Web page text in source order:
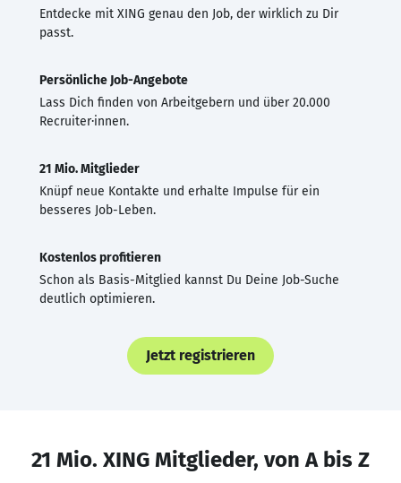
Entdecke mit XING genau den Job, der wirklich zu Dir
passt.
Persönliche Job-Angebote
Lass Dich finden von Arbeitgebern und über 20.000
Recruiter·innen.
21 Mio. Mitglieder
Knüpf neue Kontakte und erhalte Impulse für ein
besseres Job-Leben.
Kostenlos profitieren
Schon als Basis-Mitglied kannst Du Deine Job-Suche
deutlich optimieren.
Jetzt registrieren
21 Mio. XING Mitglieder, von A bis Z